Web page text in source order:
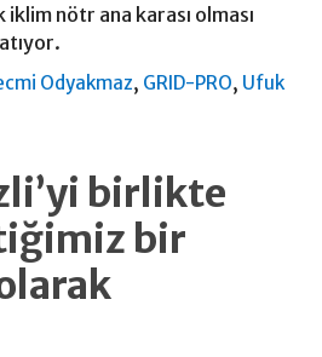
iklim nötr ana karası olması
Odyakmaz, GRID-PRO, Ufuk
birlikte
bir